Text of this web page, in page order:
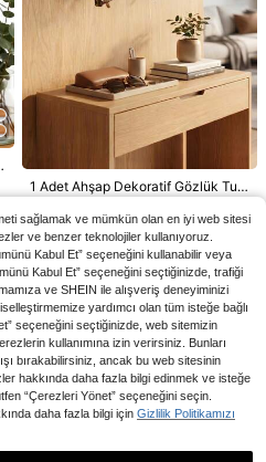
3,29TL tasarruf edin
-1% 1 Adet Büyük Kadife Gözlük Kılıfı, Erkekler ve Kadınlar İçin Kullanışlı ve Şık
1 Adet Ahşap Dekoratif Gözlük Tutucu, Antre İçin Uygun ve 1 Adet Ahşap Gözlük ve Anahtar Saklama Rafı, Koridor ve Antre İçin Uygun, Oda, Yatak Odası ve Oturma Odası Dekorasyon Seçenekleri İçin İki Stil Sunar, Yatak Odası Dekorasyonu, Okula Dönüş
150,36TL
sağlamak ve mümkün olan en iyi web sitesi
ve benzer teknolojiler kullanıyoruz.
Kabul Et” seçeneğini kullanabilir veya
Kabul Et” seçeneğini seçtiğinizde, trafiği
ve SHEIN ile alışveriş deneyiminizi
yardımcı olan tüm isteğe bağlı
seçeneğini seçtiğinizde, web sitemizin
kullanımına izin verirsiniz. Bunları
bırakabilirsiniz, ancak bu web sitesinin
hakkında daha fazla bilgi edinmek ve isteğe
“Çerezleri Yönet” seçeneğini seçin.
daha fazla bilgi için Gizlilik Politikamızı